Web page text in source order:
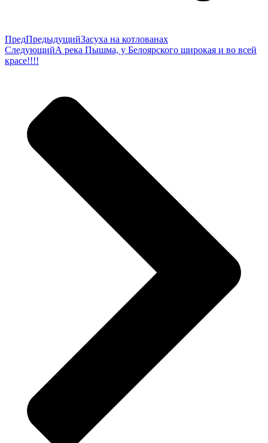
ПредПредыдущийЗасуха на котлованах
СледующийА река Пышма, у Белоярского широкая и во всей
красе!!!!